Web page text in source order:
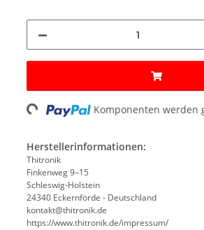
Komponenten werden
Herstellerinformationen:
Thitronik
Finkenweg 9–15
Schleswig-Holstein
24340 Eckernförde - Deutschland
kontakt@thitronik.de
https://www.thitronik.de/impressum/